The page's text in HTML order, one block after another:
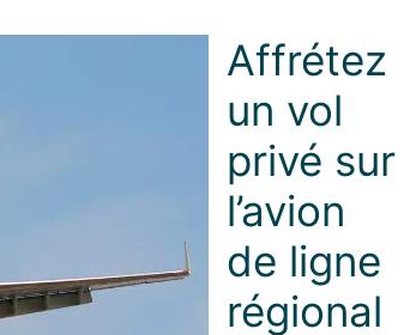
Affrétez
un vol
privé sur
l’avion
de ligne
régional